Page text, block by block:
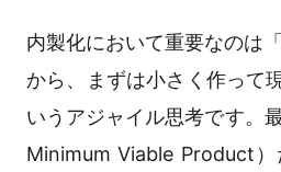
内製化において重要なのは
から、まずは小さく作って
いうアジャイル思考です。
Minimum Viable Product